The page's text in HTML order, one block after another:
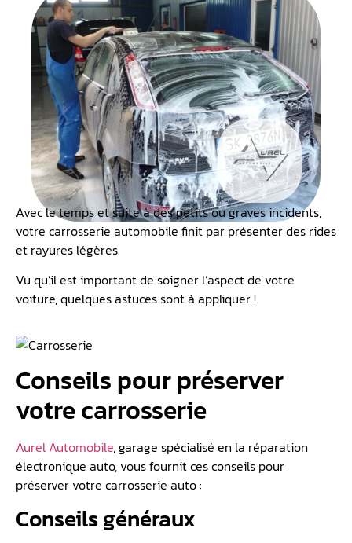
Avec le temps et suite à des petits ou graves incidents,
votre carrosserie automobile finit par présenter des rides
et rayures légères.
Vu qu’il est important de soigner l’aspect de votre
voiture, quelques astuces sont à appliquer !
Conseils pour préserver
votre carrosserie
Aurel Automobile, garage spécialisé en la réparation
électronique auto, vous fournit ces conseils pour
préserver votre carrosserie auto :
Conseils généraux